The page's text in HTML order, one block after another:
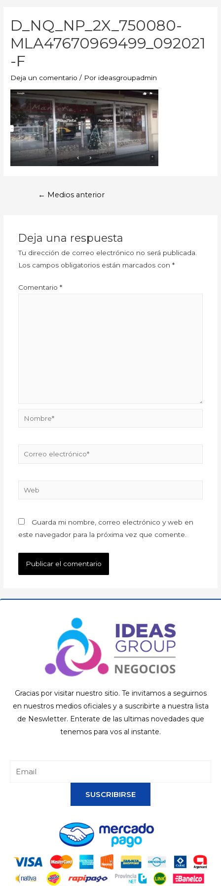
D_NQ_NP_2X_750080-
MLA47670969499_092021
-F
Deja un comentario / Por ideasgroupadmin
← Medios anterior
Deja una respuesta
Tu dirección de correo electrónico no será publicada.
Los campos obligatorios están marcados con *
Comentario *
Guarda mi nombre, correo electrónico y web en
este navegador para la próxima vez que comente.
Gracias por visitar nuestro sitio. Te invitamos a seguirnos
en nuestros medios oficiales y a suscribirte a nuestra lista
de Neswletter. Enterate de las ultimas novedades que
tenemos para vos al instante.
SUSCRIBIRSE